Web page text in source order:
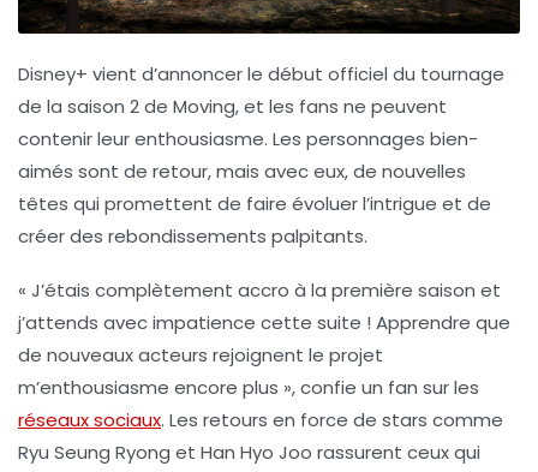
Disney+ vient d’annoncer le début officiel du tournage
de la saison 2 de Moving, et les fans ne peuvent
contenir leur enthousiasme. Les personnages bien-
aimés sont de retour, mais avec eux, de nouvelles
têtes qui promettent de faire évoluer l’intrigue et de
créer des rebondissements palpitants.
« J’étais complètement accro à la première saison et
j’attends avec impatience cette suite ! Apprendre que
de nouveaux acteurs rejoignent le projet
m’enthousiasme encore plus », confie un fan sur les
réseaux sociaux. Les retours en force de stars comme
Ryu Seung Ryong et Han Hyo Joo rassurent ceux qui